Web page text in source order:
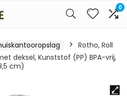
0
Rotho, Roll
deksel, Kunststof (PP) BPA-vrij,
cm)